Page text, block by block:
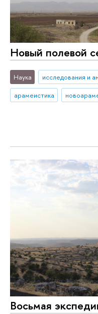
Новый полевой
Наука исследования и
арамеистика
Восьмая